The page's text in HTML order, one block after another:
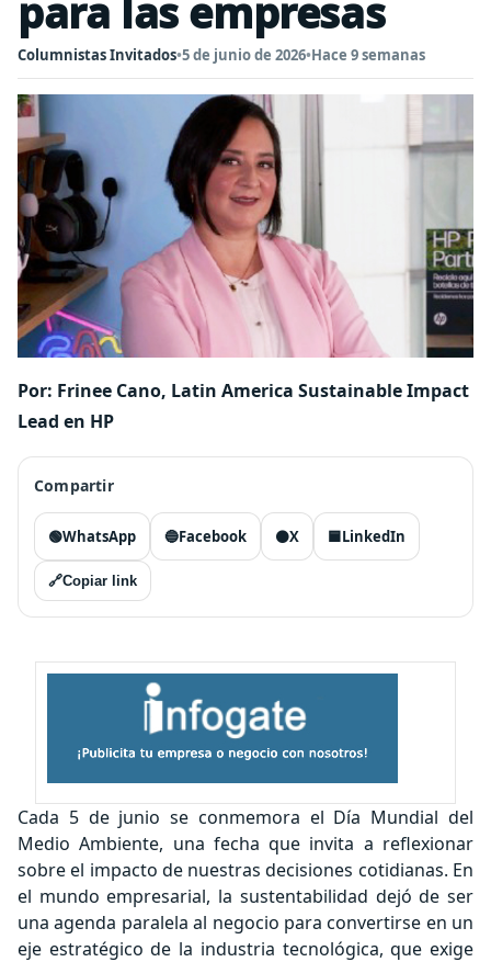
para las empresas
Columnistas Invitados•5 de junio de 2026•Hace 9 semanas
Por: Frinee Cano, Latin America Sustainable Impact
Lead en HP
Compartir
🟢WhatsApp 🔵Facebook ⚫X 🟦LinkedIn
🔗Copiar link
Cada 5 de junio se conmemora el Día Mundial del
Medio Ambiente, una fecha que invita a reflexionar
sobre el impacto de nuestras decisiones cotidianas. En
el mundo empresarial, la sustentabilidad dejó de ser
una agenda paralela al negocio para convertirse en un
eje estratégico de la industria tecnológica, que exige